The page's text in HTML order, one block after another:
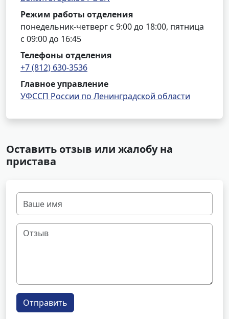
Режим работы отделения
понедельник-четверг с 9:00 до 18:00, пятница
с 09:00 до 16:45
Телефоны отделения
+7 (812) 630-3536
Главное управление
УФССП России по Ленинградской области
Оставить отзыв или жалобу на
пристава
Отправить